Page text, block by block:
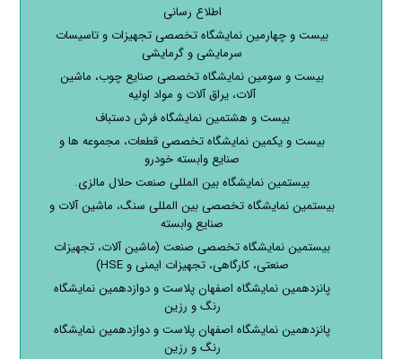
اطلاع رسانی
بیست و چهارمین نمایشگاه تخصصی تجهیزات و تاسیسات
سرمایشی و گرمایشی
بیست و سومین نمایشگاه تخصصی صنایع چوب، ماشین
آلات، یراق آلات و مواد اولیه
بیست و هشتمین نمایشگاه فرش دستباف
بیست و یکمین نمایشگاه تخصصی قطعات، مجموعه ها و
صنایع وابسته خودرو
بیستمین نمایشگاه بین المللی صنعت حلال مالزی.
بیستمین نمایشگاه تخصصی بین المللی سنگ، ماشین آلات و
صنایع وابسته
بیستمین نمایشگاه تخصصی صنعت (ماشین آلات، تجهیزات
صنعتی، کارگاهی، تجهیزات ایمنی و HSE)
پانزدهمین نمایشگاه اصفهان پلاست و دوازدهمین نمایشگاه
رنگ و رزین
پانزدهمین نمایشگاه اصفهان پلاست و دوازدهمین نمایشگاه
رنگ و رزین